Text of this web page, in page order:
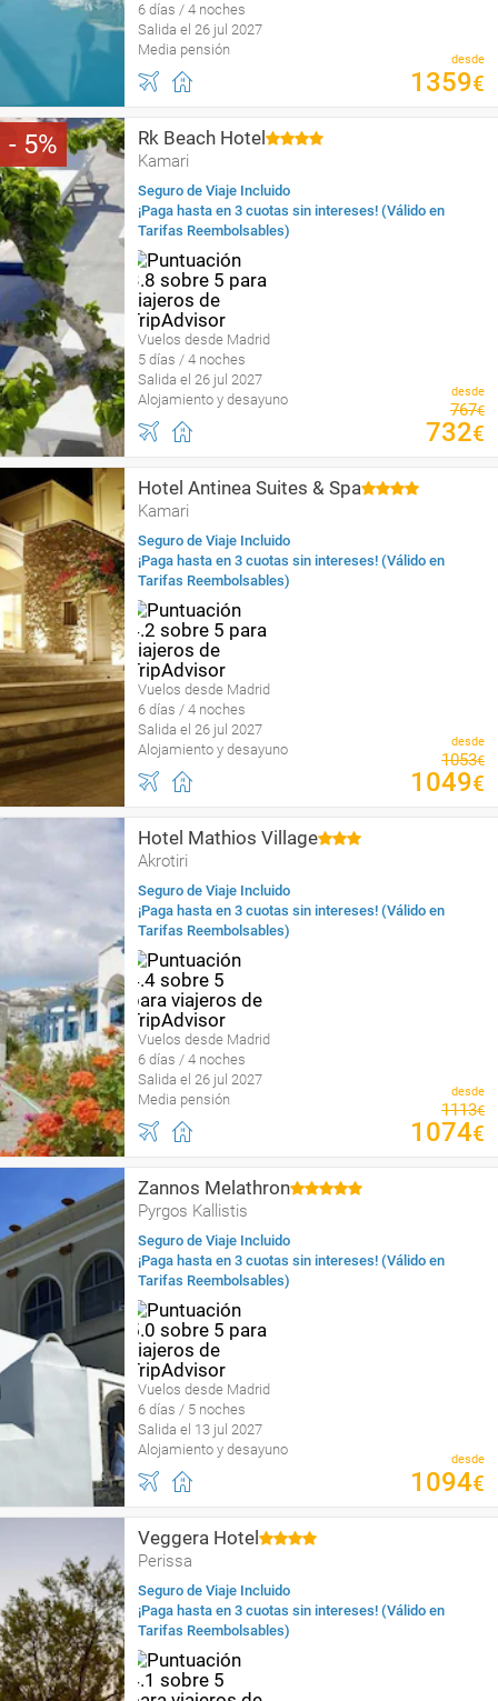
6 días / 4 noches
Salida el 26 jul 2027
Media pensión
desde
1359€
5 Rk Beach Hotel
Kamari
Seguro de Viaje Incluido
¡Paga hasta en 3 cuotas sin intereses! (Válido en
Tarifas Reembolsables)
Vuelos desde Madrid
5 días / 4 noches
Salida el 26 jul 2027
Alojamiento y desayuno
desde
767€
732€
Hotel Antinea Suites & Spa
Kamari
Seguro de Viaje Incluido
¡Paga hasta en 3 cuotas sin intereses! (Válido en
Tarifas Reembolsables)
Vuelos desde Madrid
6 días / 4 noches
Salida el 26 jul 2027
Alojamiento y desayuno
desde
1053€
1049€
Hotel Mathios Village
Akrotiri
Seguro de Viaje Incluido
¡Paga hasta en 3 cuotas sin intereses! (Válido en
Tarifas Reembolsables)
Vuelos desde Madrid
6 días / 4 noches
Salida el 26 jul 2027
Media pensión
desde
1113€
1074€
Zannos Melathron
Pyrgos Kallistis
Seguro de Viaje Incluido
¡Paga hasta en 3 cuotas sin intereses! (Válido en
Tarifas Reembolsables)
Vuelos desde Madrid
6 días / 5 noches
Salida el 13 jul 2027
Alojamiento y desayuno
desde
1094€
Veggera Hotel
Perissa
Seguro de Viaje Incluido
¡Paga hasta en 3 cuotas sin intereses! (Válido en
Tarifas Reembolsables)